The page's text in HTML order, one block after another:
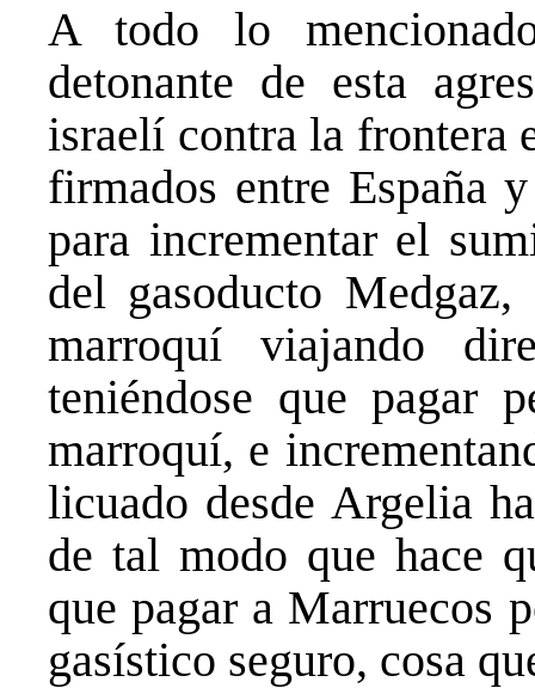
A todo lo
detonante de esta
israelí contra la frontera
firmados entre España
para incrementar el
del gasoducto
marroquí viajando
teniéndose que pagar
marroquí, e
licuado desde Argelia
de tal modo que hace
que pagar a Marruecos
gasístico seguro, cosa